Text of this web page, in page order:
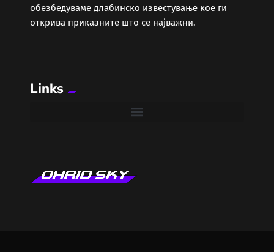
Здравје
Колумни
Лајфстајл
обезбедуваме длабинско известување кое ги
открива приказните што се најважни.
Links